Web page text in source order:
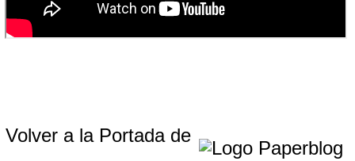
Volver a la Portada de